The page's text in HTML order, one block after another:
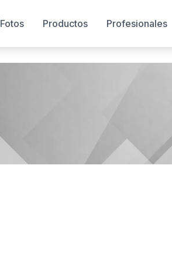
Fotos Productos Profesionales